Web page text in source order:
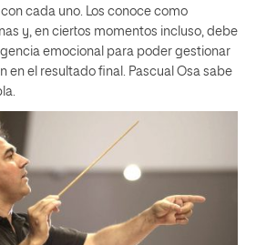
cada uno. Los conoce como
y, en ciertos momentos incluso, debe
emocional para poder gestionar
en el resultado final. Pascual Osa sabe